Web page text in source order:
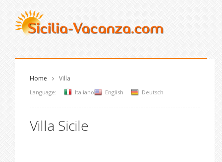
Home Villa
Language: Italiano English Deutsch
Villa Sicile